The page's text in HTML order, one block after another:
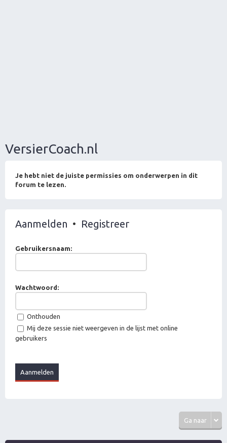
VersierCoach.nl
Je hebt niet de juiste permissies om onderwerpen in dit
forum te lezen.
Aanmelden • Registreer
Gebruikersnaam:
Wachtwoord:
Onthouden
Mij deze sessie niet weergeven in de lijst met online
gebruikers
Ga naar